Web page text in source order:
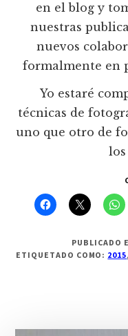
en el blog y
nuestras
nuevos
formalmente en
Yo estaré
técnicas de
uno que otro de
PUBLICADO
ETIQUETADO COMO: 2015,